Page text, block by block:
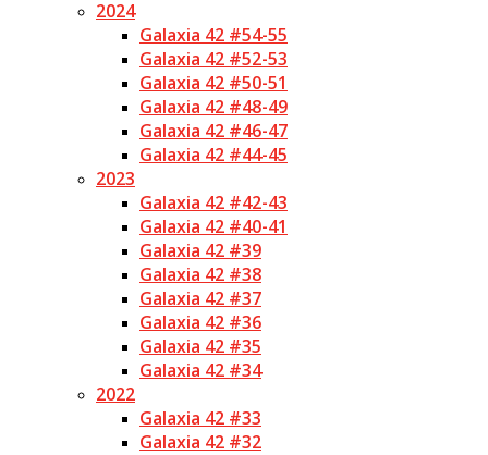
2024
Galaxia 42 #54-55
Galaxia 42 #52-53
Galaxia 42 #50-51
Galaxia 42 #48-49
Galaxia 42 #46-47
Galaxia 42 #44-45
2023
Galaxia 42 #42-43
Galaxia 42 #40-41
Galaxia 42 #39
Galaxia 42 #38
Galaxia 42 #37
Galaxia 42 #36
Galaxia 42 #35
Galaxia 42 #34
2022
Galaxia 42 #33
Galaxia 42 #32